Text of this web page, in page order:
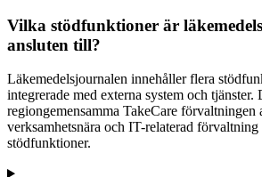
Vilka stödfunktioner är
ansluten till?
Läkemedelsjournalen innehåller flera
integrerade med externa system och tjänster.
regiongemensamma TakeCare förvaltningen
verksamhetsnära och IT-relaterad
stödfunktioner.